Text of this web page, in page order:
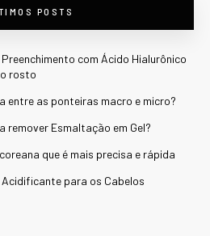
POSTS
com Ácido Hialurônico
rosto
entre as ponteiras macro e micro?
remover Esmaltação em Gel?
que é mais precisa e rápida
para os Cabelos